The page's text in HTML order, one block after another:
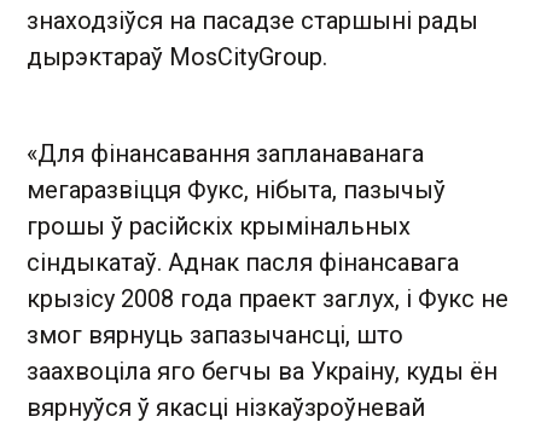
знаходзіўся на пасадзе старшыні рады
дырэктараў MosCityGroup.
«Для фінансавання запланаванага
мегаразвіцця Фукс, нібыта, пазычыў
грошы ў расійскіх крымінальных
сіндыкатаў. Аднак пасля фінансавага
крызісу 2008 года праект заглух, і Фукс не
змог вярнуць запазычансці, што
заахвоціла яго бегчы ва Украіну, куды ён
вярнуўся ў якасці нізкаўзроўневай